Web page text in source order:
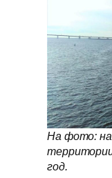
На фото:
год.